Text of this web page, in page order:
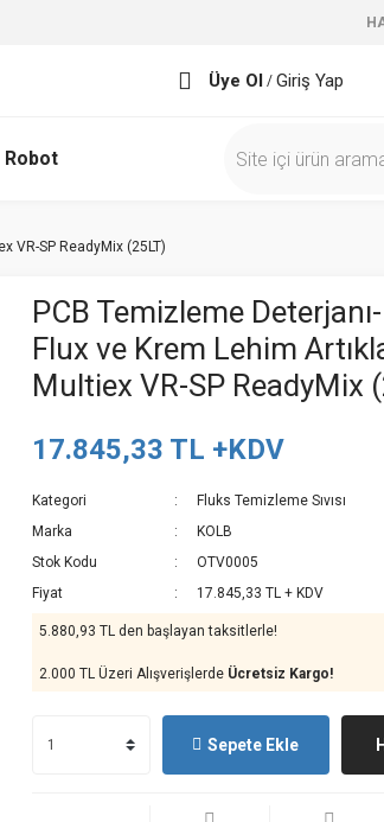
Üye Ol / Giriş Yap
Robot
VR-SP ReadyMix (25LT)
PCB Temizleme
Flux ve Krem Lehim
Multiex VR-SP ReadyMix
17.845,33 TL +KDV
Kategori
Fluks Temizleme Sıvısı
Marka
KOLB
Stok Kodu
OTV0005
Fiyat
17.845,33 TL + KDV
5.880,93 TL den başlayan taksitlerle!
2.000 TL Üzeri Alışverişlerde Ücretsiz Kargo!
Sepete Ekle